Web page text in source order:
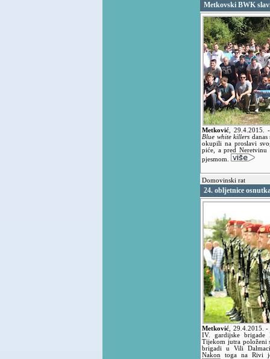
Metkovski BWK
Metković 29.4.2015.
Blue white killers
okupili na proslavi
piće, a pred
pjesmom.
Domovinski rat
24. obljetnice
Metković 29.4.2015.-
IV. gardijske
Tijekom jutra položeni
brigadi u Vili
Nakon toga na Rivi